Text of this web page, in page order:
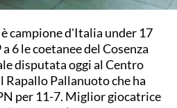
è campione d'Italia under 17
6 le coetanee del Cosenza
disputata oggi al Centro
Rapallo Pallanuoto che ha
per 11-7. Miglior giocatrice